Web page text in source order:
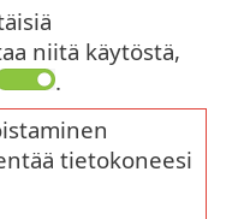
niitä käytöstä,
.
tietokoneesi